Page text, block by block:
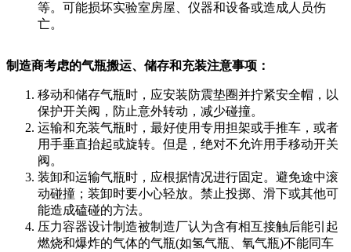
等。可能损坏实验室房屋、仪器和设备或造成人员伤
亡。
制造商考虑的气瓶搬运、储存和充装注意事项：
移动和储存气瓶时，应安装防震垫圈并拧紧安全帽，以
保护开关阀，防止意外转动，减少碰撞。
运输和充装气瓶时，最好使用专用担架或手推车，或者
用手垂直抬起或旋转。但是，绝对不允许用手移动开关
阀。
装卸和运输气瓶时，应根据情况进行固定。避免途中滚
动碰撞；装卸时要小心轻放。禁止投掷、滑下或其他可
能造成磕碰的方法。
压力容器设计制造被制造厂认为含有相互接触后能引起
燃烧和爆炸的气体的气瓶(如氢气瓶、氧气瓶)不能同车